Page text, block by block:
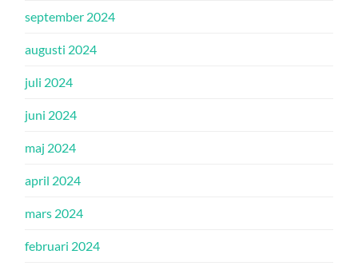
september 2024
augusti 2024
juli 2024
juni 2024
maj 2024
april 2024
mars 2024
februari 2024